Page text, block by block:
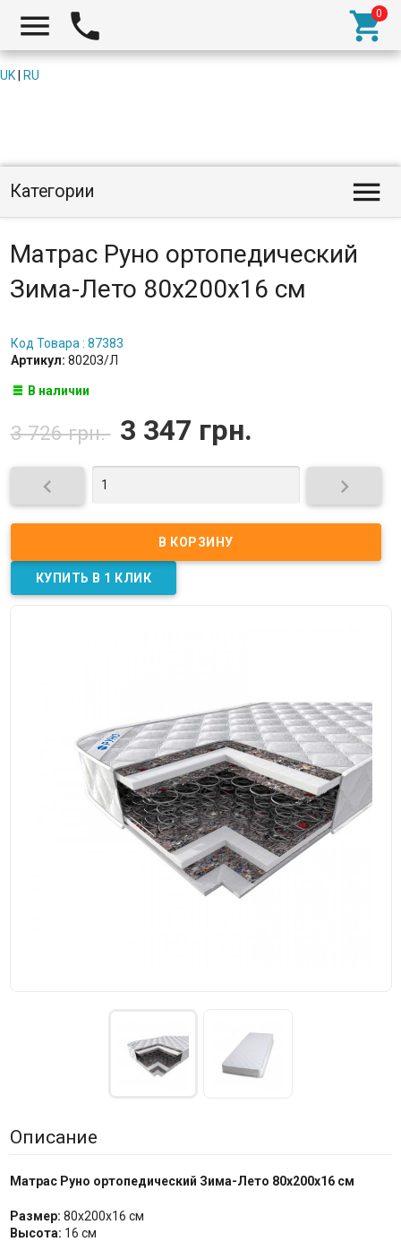
  
UK RU
Категории 
Матрас Руно ортопедический
Зима-Лето 80х200х16 см
Код Товара : 87383
Артикул: 8020З/Л
В наличии
3 726 грн. 3 347 грн.
 
Описание
Матрас Руно ортопедический Зима-Лето 80х200х16 см
Размер: 80х200х16 см
Высота: 16 см